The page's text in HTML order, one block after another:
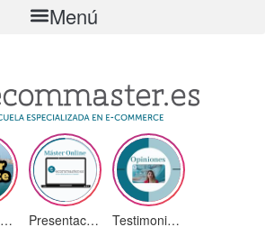
Menú
Máster Marketing Digital en Alicante Presentación ¡Nuevas Ediciones! Testimonios Alumnos